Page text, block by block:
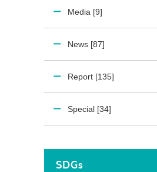
Media [9]
News [87]
Report [135]
Special [34]
SDGs